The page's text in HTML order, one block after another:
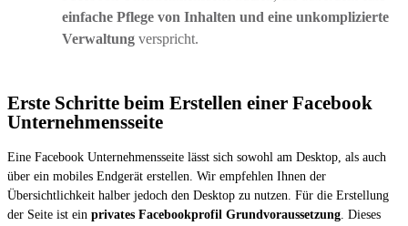
einfache Pflege von Inhalten und eine unkomplizierte
Verwaltung verspricht.
Erste Schritte beim Erstellen einer Facebook
Unternehmensseite
Eine Facebook Unternehmensseite lässt sich sowohl am Desktop, als auch
über ein mobiles Endgerät erstellen. Wir empfehlen Ihnen der
Übersichtlichkeit halber jedoch den Desktop zu nutzen. Für die Erstellung
der Seite ist ein privates Facebookprofil Grundvoraussetzung. Dieses